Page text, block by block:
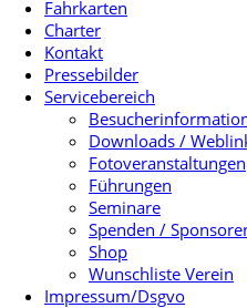
Fahrkarten
Charter
Kontakt
Pressebilder
Servicebereich
Downloads /
Fotoveranstaltungen
Führungen
Seminare
Spenden /
Shop
Wunschliste Verein
Impressum/Dsgvo